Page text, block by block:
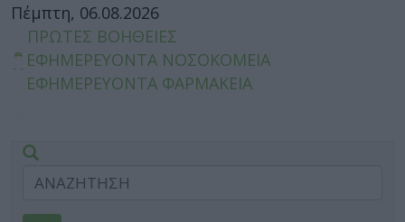
Πέμπτη, 06.08.2026
ΠΡΩΤΕΣ ΒΟΗΘΕΙΕΣ
ΕΦΗΜΕΡΕΥΟΝΤΑ ΝΟΣΟΚΟΜΕΙΑ
ΕΦΗΜΕΡΕΥΟΝΤΑ ΦΑΡΜΑΚΕΙΑ